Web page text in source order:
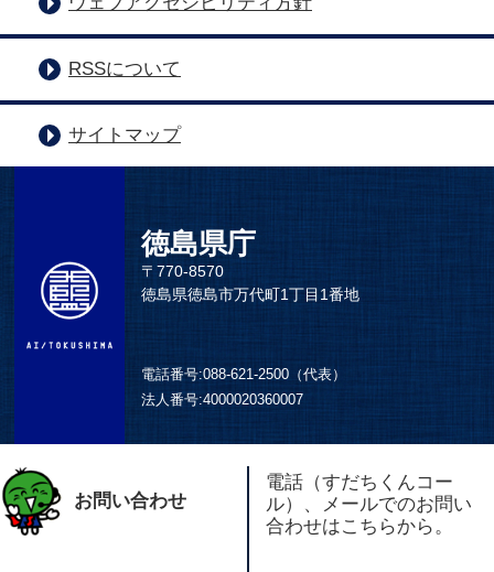
RSSについて
サイトマップ
徳島県庁
〒770-8570
徳島県徳島市万代町1丁目1番地
電話番号:088-621-2500（代表）
法人番号:4000020360007
お問い合わせ
電話（すだちくんコー
ル）、メールでのお問い
合わせはこちらから。